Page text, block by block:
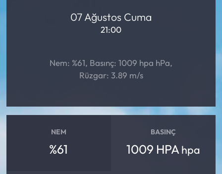
07 Ağustos Cuma
21:00
Nem: %61, Basınç: 1009 hpa hPa,
Rüzgar: 3.89 m/s
NEM
%61
BASINÇ
1009 HPA hpa